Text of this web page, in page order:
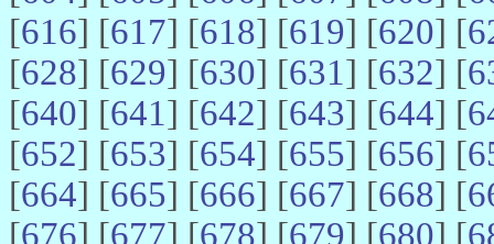
[616] [617] [618] [619] [620] [
[628] [629] [630] [631] [632] [
[640] [641] [642] [643] [644] [
[652] [653] [654] [655] [656] [
[664] [665] [666] [667] [668] [
[676] [677] [678] [679] [680] [